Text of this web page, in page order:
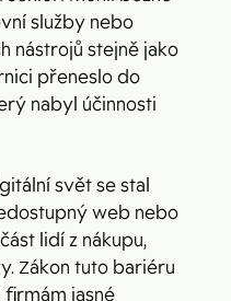
služby nebo
nástrojů stejně jako
přeneslo do
nabyl účinnosti
svět se stal
web nebo
lidí z nákupu,
Zákon tuto bariéru
jasné